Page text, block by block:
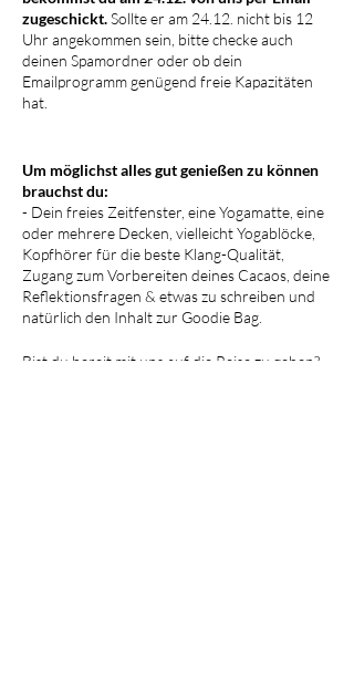
zugeschickt.Sollte er am 24.12. nicht bis 12
Uhr angekommen sein, bitte checke auch
deinen Spamordner oder ob dein
Emailprogramm genügend freie Kapazitäten
hat.
Um möglichst alles gut genießen zu können
brauchst du:
- Dein freies Zeitfenster, eine Yogamatte, eine
oder mehrere Decken, vielleicht Yogablöcke,
Kopfhörer für die beste Klang-Qualität,
Zugang zum Vorbereiten deines Cacaos, deine
Reflektionsfragen & etwas zu schreiben und
natürlich den Inhalt zur Goodie Bag.
Bist du bereit mit uns auf die Reise zu gehen?